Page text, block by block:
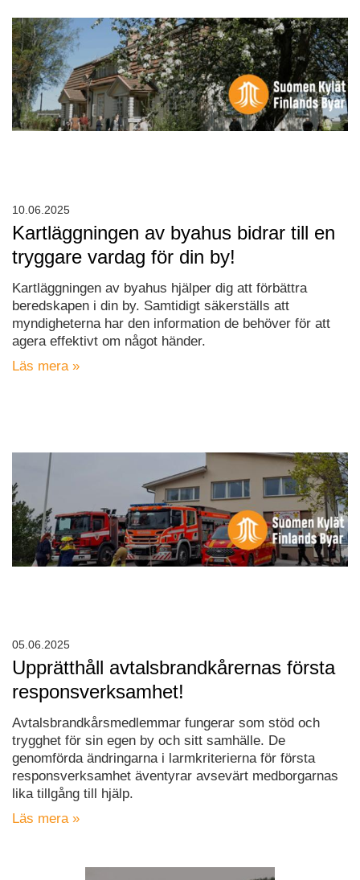
Kartläggningen av byahus bidrar till en
tryggare vardag för din by!
Kartläggningen av byahus hjälper dig att förbättra
beredskapen i din by. Samtidigt säkerställs att
myndigheterna har den information de behöver för att
agera effektivt om något händer.
Läs mera »
10.06.2025
Upprätthåll avtalsbrandkårernas första
responsverksamhet!
Avtalsbrandkårsmedlemmar fungerar som stöd och
trygghet för sin egen by och sitt samhälle. De
genomförda ändringarna i larmkriterierna för första
responsverksamhet äventyrar avsevärt medborgarnas
lika tillgång till hjälp.
Läs mera »
05.06.2025